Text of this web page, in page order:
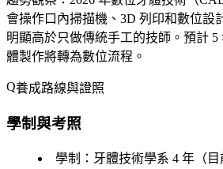
會操作口內掃描機、3D 列印和數位設
明顯高於只做傳統手工的技師。預計 5
體製作將轉為數位流程。
養成路線與證照
學制與考照
學制 ：牙體技術學系 4 年（